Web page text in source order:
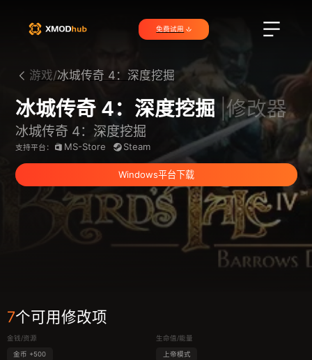
免费试用
游戏/冰城传奇 4：深度挖掘
冰城传奇 4：深度挖掘 |修改器
冰城传奇 4：深度挖掘
支持平台： MS-Store Steam
Windows平台下载
7个可用修改项
金钱/资源
金币 +500
生命值/能量
上帝模式